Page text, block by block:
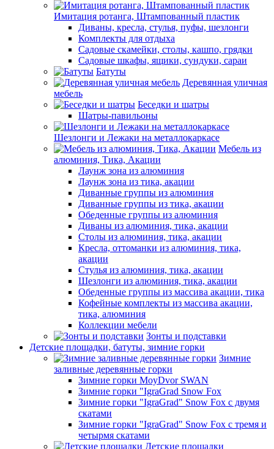
Имитация ротанга, Штампованный пластик
Диваны, кресла, стулья, пуфы, шезлонги
Комплекты для отдыха
Садовые скамейки, столы, кашпо, грядки
Садовые шкафы, ящики, сундуки, сараи
Батуты
Деревянная уличная
мебель
Беседки и шатры
Шатры-павильоны
Шезлонги и Лежаки на металлокаркасе
Мебель из
алюминия, Тика, Акации
Лаунж зона из алюминия
Лаунж зона из тика, акации
Диванные группы из алюминия
Диванные группы из тика, акации
Обеденные группы из алюминия
Диваны из алюминия, тика, акации
Столы из алюминия, тика, акации
Кресла, оттоманки из алюминия, тика,
акации
Стулья из алюминия, тика, акации
Шезлонги из алюминия, тика, акации
Обеденные группы из массива акации, тика
Кофейные комплекты из массива акации,
тика, алюминия
Коллекции мебели
Зонты и подставки
Детские площадки, батуты, зимние горки
Зимние
заливные деревянные горки
Зимние горки MoyDvor SWAN
Зимние горки "IgraGrad Snow Fox
Зимние горки "IgraGrad" Snow Fox с двумя
скатами
Зимние горки "IgraGrad" Snow Fox с тремя и
четырмя скатами
Детские площадки